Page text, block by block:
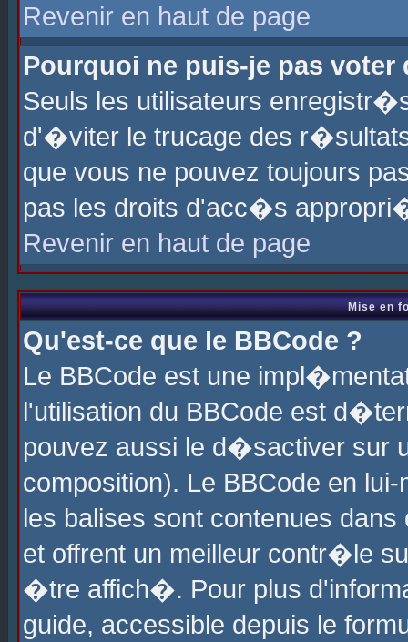
Revenir en haut de page
Pourquoi ne puis-je pas voter
Seuls les utilisateurs
d'�viter le trucage des
que vous ne pouvez toujours
pas les droits d'acc�s
Revenir en haut de page
Mise en
Qu'est-ce que le BBCode ?
Le BBCode est une
l'utilisation du BBCode est
pouvez aussi le d�sactiver sur
composition). Le BBCode en
les balises sont contenues
et offrent un meilleur contr�le
�tre affich�. Pour plus
guide, accessible depuis le